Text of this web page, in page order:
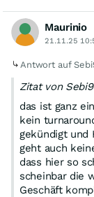
Maurinio
21.11.25
Antwort auf
Zitat von
das ist ganz
kein
gekündigt und
geht auch
dass hier so
scheinbar die
Geschäft